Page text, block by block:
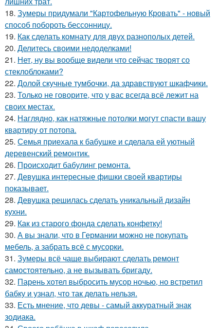
18. Зумеры придумали "Картофельную Кровать" - новый
способ побороть бессонницу.
19. Как сделать комнату для двух разнополых детей.
20. Делитесь своими недоделками!
21. Нет, ну вы вообще видели что сейчас творят со
стеклоблоками?
22. Долой скучные тумбочки, да здравствуют шкафчики.
23. Только не говорите, что у вас всегда всё лежит на
своих местах.
24. Наглядно, как натяжные потолки могут спасти вашу
квартиру от потопа.
25. Семья приехала к бабушке и сделала ей уютный
деревенский ремонтик.
26. Происходит бабулинг ремонта.
27. Девушка интересные фишки своей квартиры
показывает.
28. Девушка решилась сделать уникальный дизайн
кухни.
29. Как из старого фонда сделать конфетку!
30. А вы знали, что в Германии можно не покупать
мебель, а забрать всё с мусорки.
31. Зумеры всё чаще выбирают сделать ремонт
самостоятельно, а не вызывать бригаду.
32. Парень хотел выбросить мусор ночью, но встретил
бабку и узнал, что так делать нельзя.
33. Есть мнение, что девы - самый аккуратный знак
зодиака.